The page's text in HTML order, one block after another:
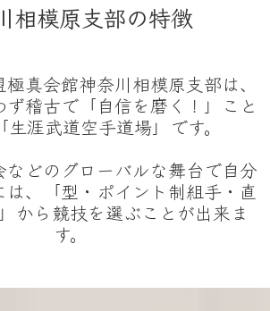
相模原支部の特徴
真会館神奈川相模原支部は、
稽古で「自信を磨く！」こと
涯武道空手道場」です。
などのグローバルな舞台で自分
は、「型・ポイント制組手・直
から競技を選ぶことが出来ま
す。